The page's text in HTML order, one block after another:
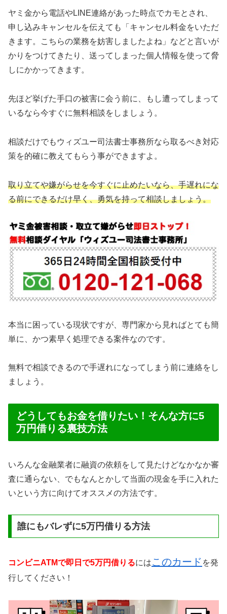
ヤミ金から電話やLINE連絡があった時点でカモとされ、
申し込みキャンセルを伝えても「キャンセル料金をいただ
きます。こちらの業務を妨害しましたよね」などと言いが
かりをつけてきたり、送ってしまった個人情報を使って脅
しにかかってきます。
先ほど挙げた手口の被害に会う前に、もし遭ってしまって
いるなら今すぐに無料相談をしましょう。
相談だけでもウィズユー司法書士事務所なら取るべき対応
策を的確に教えてもらう事ができますよ。
取り立てや嫌がらせを今すぐに止めたいなら、手遅れにな
る前にできるだけ早く、勇気を持って相談しましょう。
本当に困っている現状ですが、専門家から見ればとても簡
単に、かつ素早く処理できる案件なのです。
無料で相談できるので手遅れになってしまう前に連絡をし
ましょう。
どうしてもお金を借りたい！そんな方に5
万円借りる裏技方法
いろんな金融業者に融資の依頼をして見たけどなかなか審
査に通らない、でもなんとかして当面の現金を手に入れた
いという方に向けてオススメの方法です。
誰にもバレずに5万円借りる方法
コンビニATMで即日で5万円借りるにはこのカード を発
行してください！